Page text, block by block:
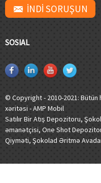
İNDİ SORUŞUN
SOSIAL
© Copyright - 2010-2021: Bütün
xəritəsi -AMP Mobil
Satılır Bir Atış Depozitoru,
əmanətçisi, One Shot
Qiyməti, Şokolad Əritmə